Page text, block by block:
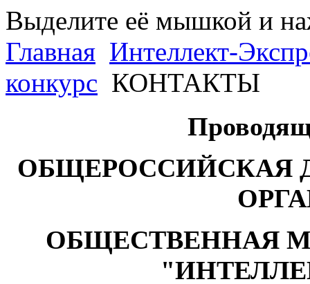
Выделите её мышкой и
Главная Интеллект-
конкурс КОНТАКТЫ
ОБЩЕРОССИЙСКАЯ
ОБЩЕСТВЕННАЯ